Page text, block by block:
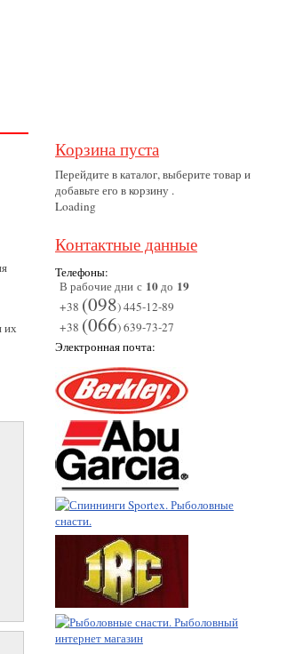
Корзина пуста
Перейдите в каталог, выберите товар и
добавьте его в корзину .
их
Loading
Контактные данные
Телефоны:
В рабочие дни с 10до 19
+38 (098) 445-12-89
+38 (066) 639-73-27
Электронная почта: